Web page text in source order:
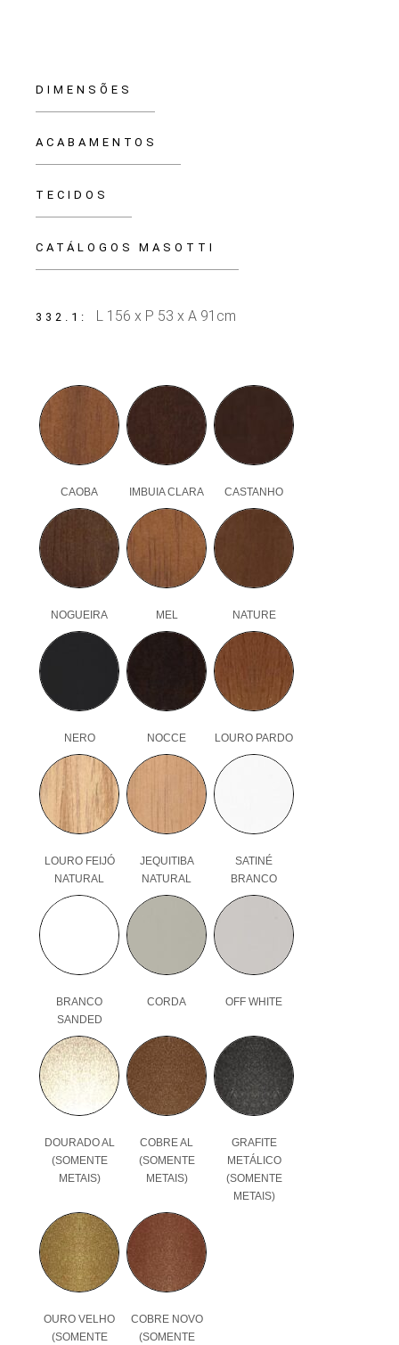
DIMENSÕES
ACABAMENTOS
TECIDOS
CATÁLOGOS MASOTTI
332.1 L 156 x P 53 x A 91cm
CAOBA IMBUIA CLARA CASTANHO
NOGUEIRA MEL NATURE
NERO NOCCE LOURO PARDO
LOURO FEIJÓ
NATURAL
JEQUITIBA
NATURAL
SATINÉ
BRANCO
BRANCO
SANDED
CORDA OFF WHITE
DOURADO AL
(SOMENTE
METAIS)
COBRE AL
(SOMENTE
METAIS)
GRAFITE
METÁLICO
(SOMENTE
METAIS)
OURO VELHO
(SOMENTE
COBRE NOVO
(SOMENTE